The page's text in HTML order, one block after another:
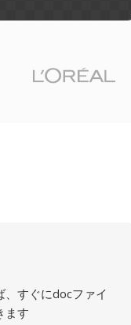
、すぐにdocファイ
ます